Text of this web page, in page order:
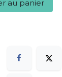
au panier